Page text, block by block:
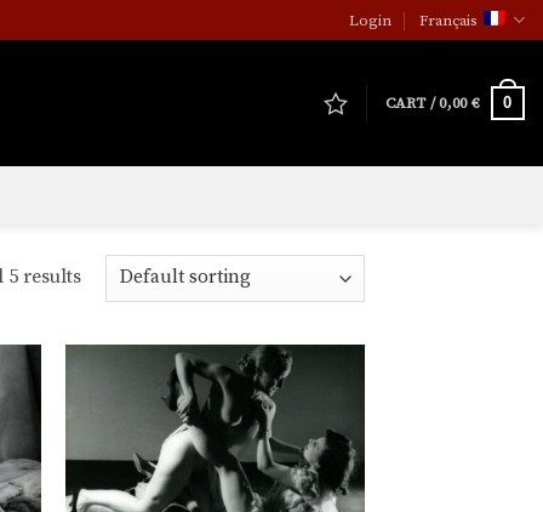
Login Français
CART /0,00€ 0
5 results
à la
liste de
souhaits